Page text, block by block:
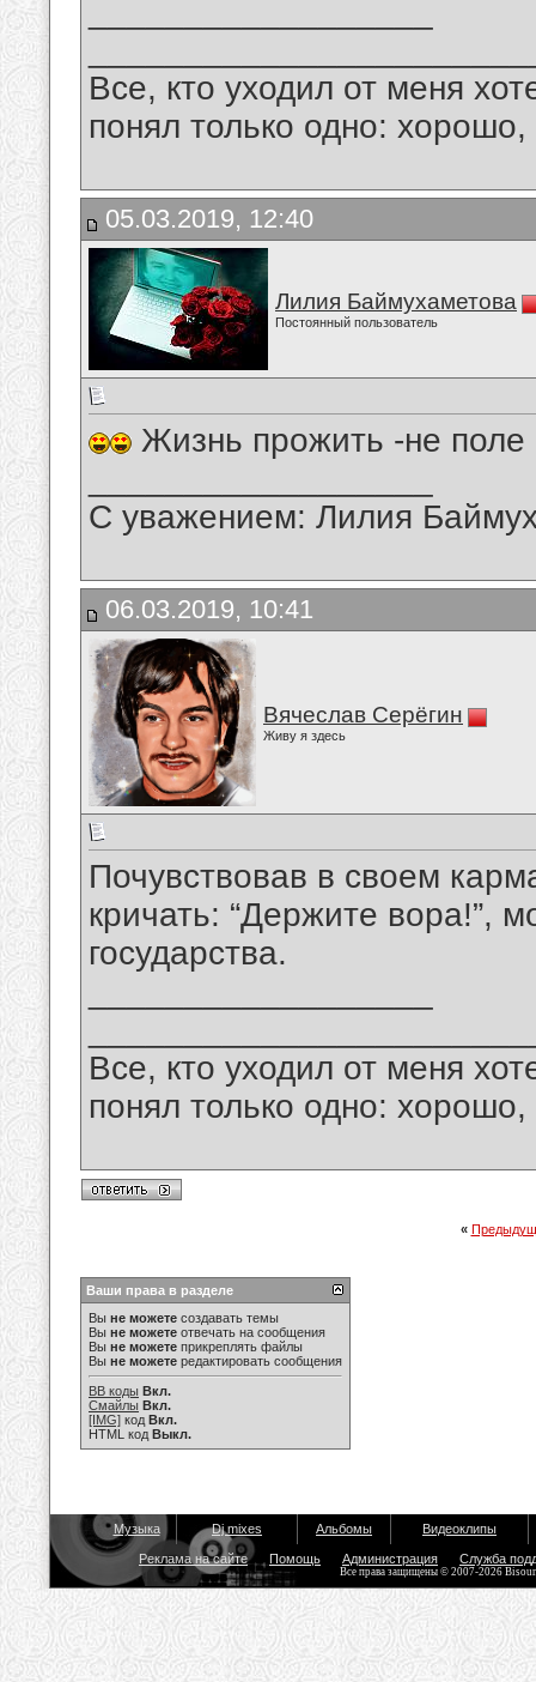
Все, кто уходил от меня
понял только одно:
05.03.2019, 12:40
Лилия Баймухаметова
Постоянный пользователь
Жизнь прожить -не поле
С уважением: Лилия
06.03.2019, 10:41
Вячеслав Серёгин
Живу я здесь
Почувствовав в своем
кричать: “Держите вора!”,
государства.
Все, кто уходил от меня
понял только одно:
«
Ваши права в разделе
Вы не можете создавать темы
Вы не можете отвечать на сообщения
Вы не можете прикреплять файлы
Вы не можете редактировать сообщения
BB коды Вкл.
Смайлы Вкл.
[IMG] код Вкл.
HTML код Выкл.
Музыка Dj mixes Альбомы Видеоклипы
Реклама на сайте Помощь Администрация Служба
Все права защищены © 2007-2026